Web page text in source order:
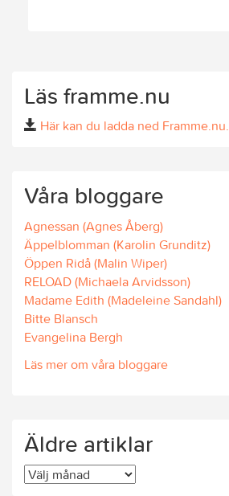
Läs framme.nu
Här kan du ladda ned Framme.nu.
Våra bloggare
Agnessan (Agnes Åberg)
Äppelblomman (Karolin Grunditz)
Öppen Ridå (Malin Wiper)
RELOAD (Michaela Arvidsson)
Madame Edith (Madeleine Sandahl)
Bitte Blansch
Evangelina Bergh
Läs mer om våra bloggare
Äldre artiklar
Äldre